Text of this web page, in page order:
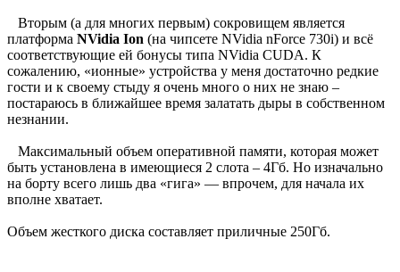
Вторым (а для многих первым) сокровищем является
платформа NVidia Ion (на чипсете NVidia nForce 730i) и всё
соответствующие ей бонусы типа NVidia CUDA. К
сожалению, «ионные» устройства у меня достаточно редкие
гости и к своему стыду я очень много о них не знаю –
постараюсь в ближайшее время залатать дыры в собственном
незнании.
Максимальный объем оперативной памяти, которая может
быть установлена в имеющиеся 2 слота – 4Гб. Но изначально
на борту всего лишь два «гига» — впрочем, для начала их
вполне хватает.
Объем жесткого диска составляет приличные 250Гб.